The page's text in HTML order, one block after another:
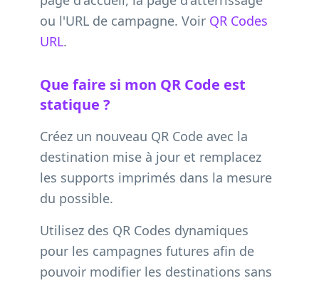
ou l'URL de campagne. Voir QR Codes
URL.
Que faire si mon QR Code est
statique ?
Créez un nouveau QR Code avec la
destination mise à jour et remplacez
les supports imprimés dans la mesure
du possible.
Utilisez des QR Codes dynamiques
pour les campagnes futures afin de
pouvoir modifier les destinations sans